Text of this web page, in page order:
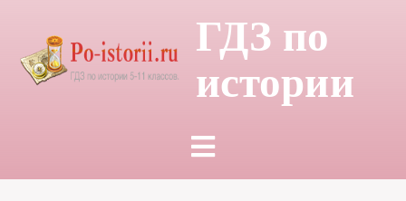
ГДЗ по
истории